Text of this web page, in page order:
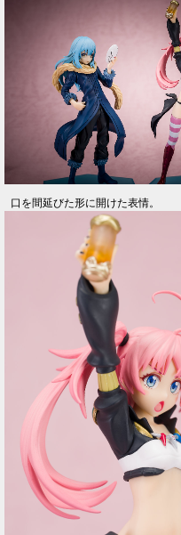
口を間延びた形に開けた表情。